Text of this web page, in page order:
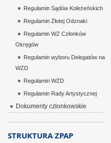
Regulamin Sądów Koleżeńskich
Regulamin Złotej Odznaki
Regulamin WZ Członków
Okręgów
Regulamin wyboru Delegatów na
WZD
Regulamin WZD
Regulamin Rady Artystycznej
Dokumenty członkowskie
STRUKTURA ZPAP